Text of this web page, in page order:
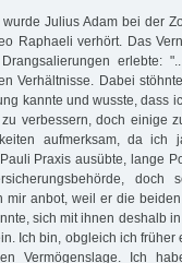
Julius Adam bei der
Raphaeli verhört. Das
erlebte:
Verhältnisse. Dabei
kannte und wusste, dass
verbessern, doch einige
aufmerksam, da ich
Praxis ausübte, lange
doch
mir anbot, weil er die
sich mit ihnen deshalb
Ich bin, obgleich ich
Vermögenslage. Ich